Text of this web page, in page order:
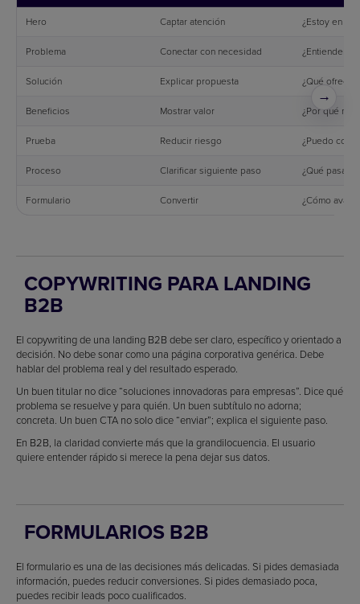
Hero Captar atención ¿Estoy en el
Problema Conectar con necesidad ¿Entienden
Solución Explicar propuesta ¿Qué
Beneficios Mostrar valor ¿Por qué me
Prueba Reducir riesgo ¿Puedo
Proceso Clarificar siguiente paso ¿Qué pasará
Formulario Convertir ¿Cómo
→
COPYWRITING PARA LANDING
B2B
El copywriting de una landing B2B debe ser claro, específico y orientado a
decisión. No debe sonar como una página corporativa genérica. Debe
hablar del problema real y del resultado esperado.
Un buen titular no dice “soluciones innovadoras para empresas”. Dice qué
problema se resuelve y para quién. Un buen subtítulo no adorna;
concreta. Un buen CTA no solo dice “enviar”; explica el siguiente paso.
En B2B, la claridad convierte más que la grandilocuencia. El usuario
quiere entender rápido si merece la pena dejar sus datos.
FORMULARIOS B2B
El formulario es una de las decisiones más delicadas. Si pides demasiada
información, puedes reducir conversiones. Si pides demasiado poca,
puedes recibir leads poco cualificados.